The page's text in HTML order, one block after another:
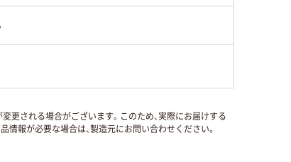
変更される場合がございます。このため、実際にお届けする
報が必要な場合は、製造元にお問い合わせください。